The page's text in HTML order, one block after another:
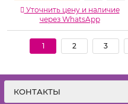
Уточнить цену и наличие
через WhatsApp
1 2 3
КОНТАКТЫ